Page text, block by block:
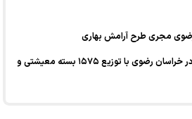
اجرای طرح قرار دوازدهم در خراسان رضوی با توزیع ۱۵۷۵ بسته معیشتی و